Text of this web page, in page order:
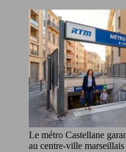
Le métro Castellane
au centre-ville marseillais